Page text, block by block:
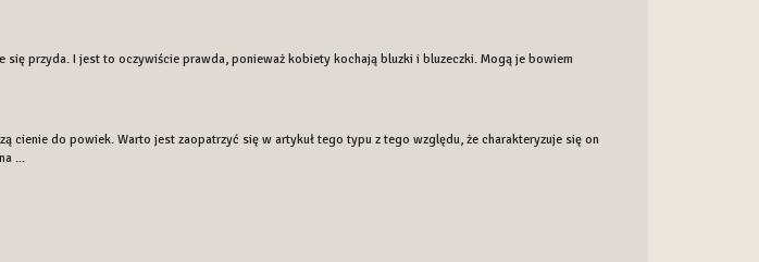
się przyda. I jest to oczywiście prawda, ponieważ kobiety kochają bluzki i bluzeczki. Mogą je bowiem
cienie do powiek. Warto jest zaopatrzyć się w artykuł tego typu z tego względu, że charakteryzuje się on
...